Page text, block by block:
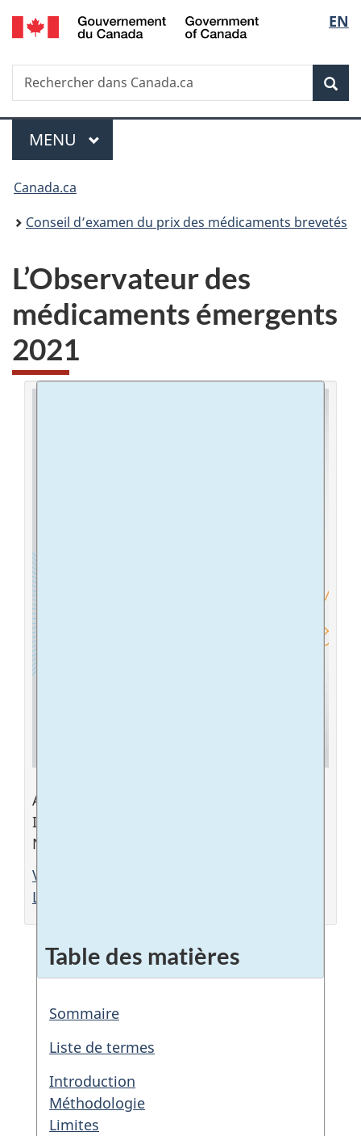
Passer
au
principal
Passer
à
Au
du
Passer
à
version
simplifiée
de
la
EN
Recherche
Rechercher
dans
Menu
MENU PRINCIPAL
Vous
êtes
Canada.ca
Conseil d’examen du prix des médicaments brevetés
L’Observateur des
médicaments émergents
2021
Avril 2022
ISSN: 2562-3834
No de cat. : H79-5F-PDF
Version PDF (2,8 Mo)
Liste complète des études analytiques
Table des matières
Sommaire
Liste de termes
Introduction
Méthodologie
Limites